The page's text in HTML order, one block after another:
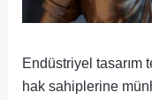
Endüstriyel tasarım
hak sahiplerine